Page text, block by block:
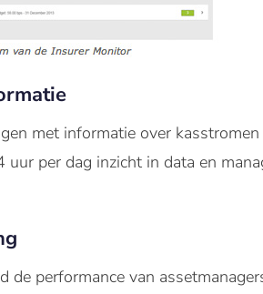
met informatie over
per dag inzicht in data en
de performance van